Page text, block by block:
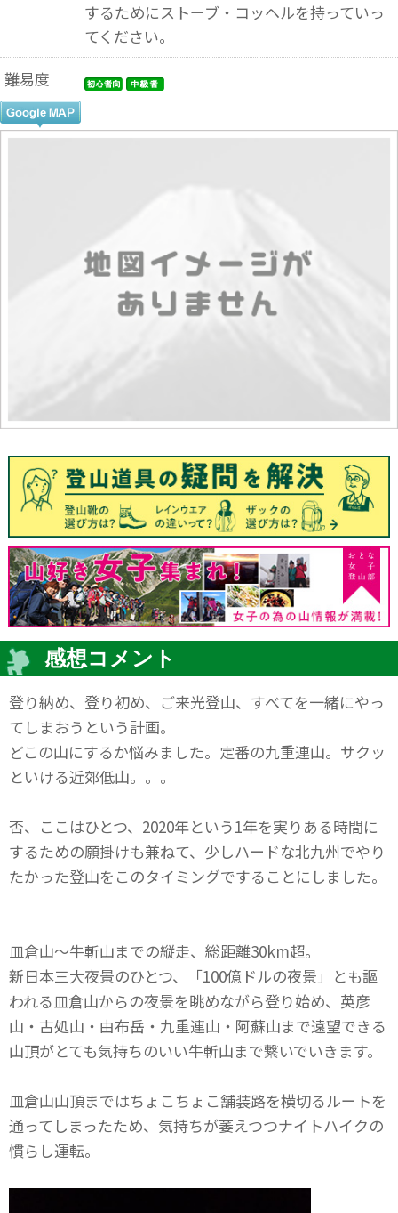
するためにストーブ・コッヘルを持っていっ
てください。
難易度
感想コメント
登り納め、登り初め、ご来光登山、すべてを一緒にやっ
てしまおうという計画。
どこの山にするか悩みました。定番の九重連山。サクッ
といける近郊低山。。。
否、ここはひとつ、2020年という1年を実りある時間に
するための願掛けも兼ねて、少しハードな北九州でやり
たかった登山をこのタイミングですることにしました。
皿倉山～牛斬山までの縦走、総距離30km超。
新日本三大夜景のひとつ、「100億ドルの夜景」とも謳
われる皿倉山からの夜景を眺めながら登り始め、英彦
山・古処山・由布岳・九重連山・阿蘇山まで遠望できる
山頂がとても気持ちのいい牛斬山まで繋いでいきます。
皿倉山山頂まではちょこちょこ舗装路を横切るルートを
通ってしまったため、気持ちが萎えつつナイトハイクの
慣らし運転。